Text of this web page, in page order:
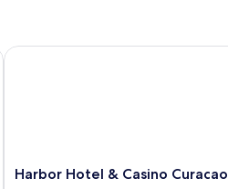
Inclusive Resort, Curio by Hilton
Harbor
Harbor Hotel & Casino Curacao
Harbor Hotel & Casino Curacao